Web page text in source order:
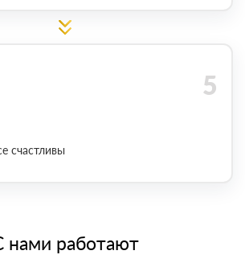
счастливы
нами работают